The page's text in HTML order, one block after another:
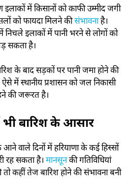
इलाकों में किसानों को काफी उम्मीद जगी
को फायदा मिलने कीसंभावनाहै।
निचले इलाकों में पानी भरने से लोगों को
सकता है।
के बाद सड़कों पर पानी जमा होने की
में स्थानीय प्रशासन को जल निकासी
की जरूरत है।
बारिश के आसार
वाले दिनों में हरियाणा के कई हिस्सों
रह सकता है। मानसूनकी गतिविधियां
कहीं तेज बारिश होने की संभावना बनी